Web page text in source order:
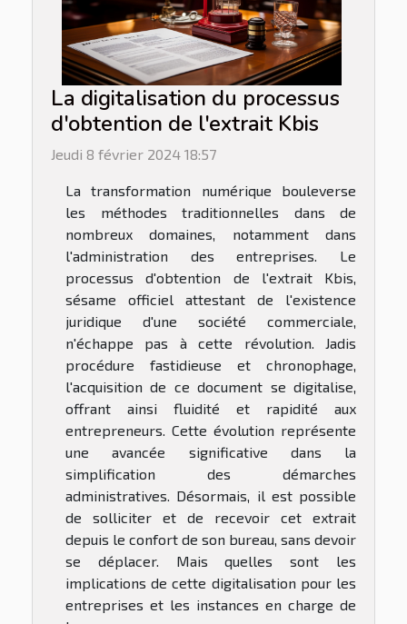
La digitalisation du processus
d'obtention de l'extrait Kbis
Jeudi 8 février 2024 18:57
La transformation numérique bouleverse
les méthodes traditionnelles dans de
nombreux domaines, notamment dans
l'administration des entreprises. Le
processus d'obtention de l'extrait Kbis,
sésame officiel attestant de l'existence
juridique d'une société commerciale,
n'échappe pas à cette révolution. Jadis
procédure fastidieuse et chronophage,
l'acquisition de ce document se digitalise,
offrant ainsi fluidité et rapidité aux
entrepreneurs. Cette évolution représente
une avancée significative dans la
simplification des démarches
administratives. Désormais, il est possible
de solliciter et de recevoir cet extrait
depuis le confort de son bureau, sans devoir
se déplacer. Mais quelles sont les
implications de cette digitalisation pour les
entreprises et les instances en charge de